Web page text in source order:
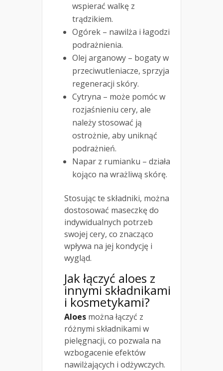
wspierać walkę z
trądzikiem.
Ogórek – nawilża i łagodzi
podrażnienia.
Olej arganowy – bogaty w
przeciwutleniacze, sprzyja
regeneracji skóry.
Cytryna – może pomóc w
rozjaśnieniu cery, ale
należy stosować ją
ostrożnie, aby uniknąć
podrażnień.
Napar z rumianku – działa
kojąco na wrażliwą skórę.
Stosując te składniki, można
dostosować maseczkę do
indywidualnych potrzeb
swojej cery, co znacząco
wpływa na jej kondycję i
wygląd.
Jak łączyć aloes z
innymi składnikami
i kosmetykami?
Aloes można łączyć z
różnymi składnikami w
pielęgnacji, co pozwala na
wzbogacenie efektów
nawilżających i odżywczych.